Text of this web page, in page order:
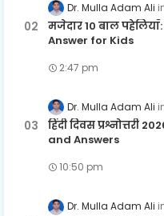
Dr. Mulla Adam Ali
मजेदार 10 बाल
Answer for Kids
2:47 pm
Dr. Mulla Adam Ali
हिंदी दिवस प्रश्नोत्तरी
and Answers
10:50 pm
Dr. Mulla Adam Ali